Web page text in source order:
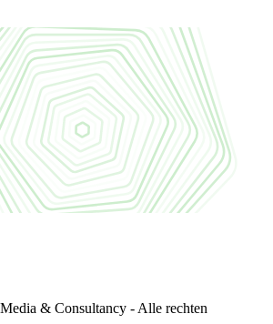
& Consultancy - Alle rechten